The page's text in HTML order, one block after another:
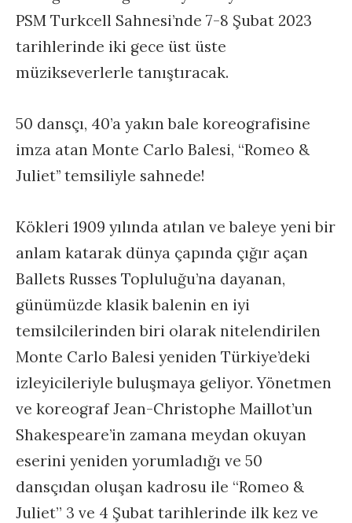
PSM Turkcell Sahnesi’nde 7-8 Şubat 2023
tarihlerinde iki gece üst üste
müzikseverlerle tanıştıracak.
50 dansçı, 40’a yakın bale koreografisine
imza atan Monte Carlo Balesi, “Romeo &
Juliet’’ temsiliyle sahnede!
Kökleri 1909 yılında atılan ve baleye yeni bir
anlam katarak dünya çapında çığır açan
Ballets Russes Topluluğu’na dayanan,
günümüzde klasik balenin en iyi
temsilcilerinden biri olarak nitelendirilen
Monte Carlo Balesi yeniden Türkiye’deki
izleyicileriyle buluşmaya geliyor. Yönetmen
ve koreograf Jean-Christophe Maillot’un
Shakespeare’in zamana meydan okuyan
eserini yeniden yorumladığı ve 50
dansçıdan oluşan kadrosu ile “Romeo &
Juliet” 3 ve 4 Şubat tarihlerinde ilk kez ve